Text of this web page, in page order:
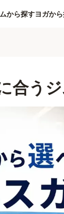
から探すヨガか
合う